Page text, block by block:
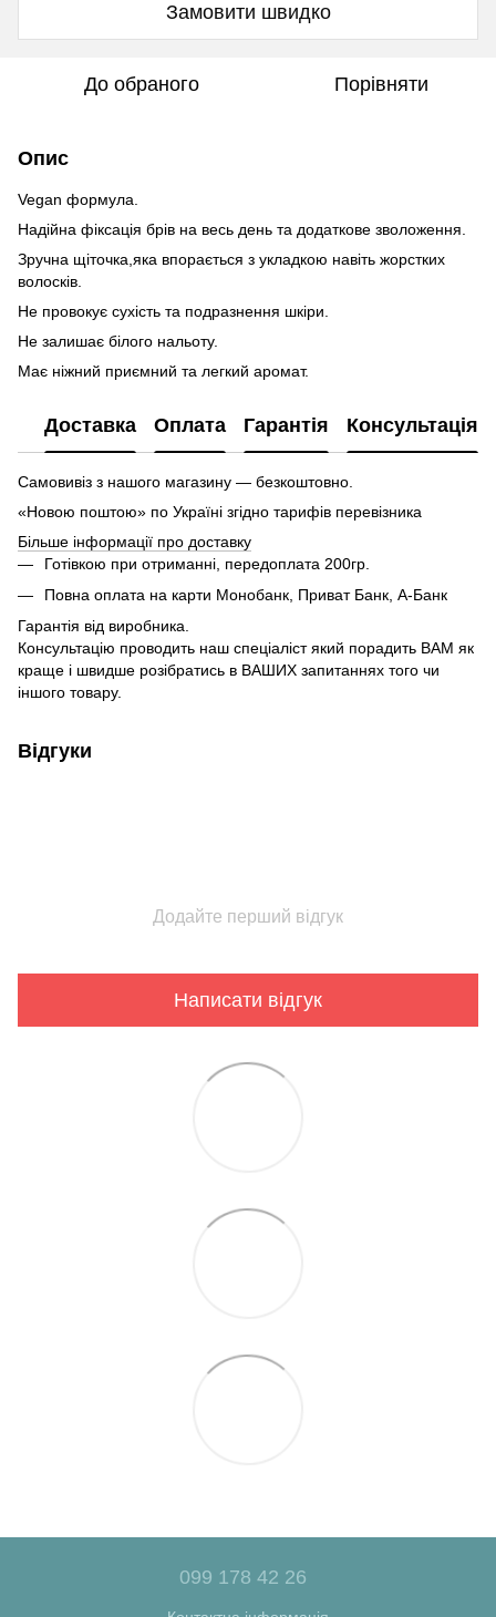
Замовити швидко
До обраного Порівняти
Опис
Vegan формула.
Надійна фіксація брів на весь день та додаткове зволоження.
Зручна щіточка,яка впорається з укладкою навіть жорстких
волосків.
Не провокує сухість та подразнення шкіри.
Не залишає білого нальоту.
Має ніжний приємний та легкий аромат.
Доставка Оплата Гарантія Консультація
Самовивіз з нашого магазину — безкоштовно.
«Новою поштою» по Україні згідно тарифів перевізника
Більше інформації про доставку
Готівкою при отриманні, передоплата 200гр.
Повна оплата на карти Монобанк, Приват Банк, А-Банк
Гарантія від виробника.
Консультацію проводить наш спеціаліст який порадить ВАМ як
краще і швидше розібратись в ВАШИХ запитаннях того чи
іншого товару.
Відгуки
Додайте перший відгук
Написати відгук
099 178 42 26